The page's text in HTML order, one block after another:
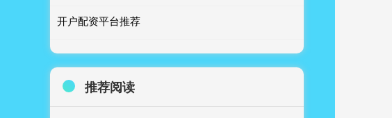
开户配资平台推荐
推荐阅读